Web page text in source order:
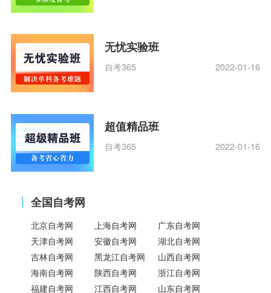
无忧实验班
自考365 2022-01-16
超值精品班
自考365 2022-01-16
全国自考网
北京自考网 上海自考网
广东自考网
天津自考网
安徽自考网
湖北自考网
吉林自考网
黑龙江自考网
山西自考网
海南自考网
陕西自考网
浙江自考网
福建自考网
江西自考网 山东自考网